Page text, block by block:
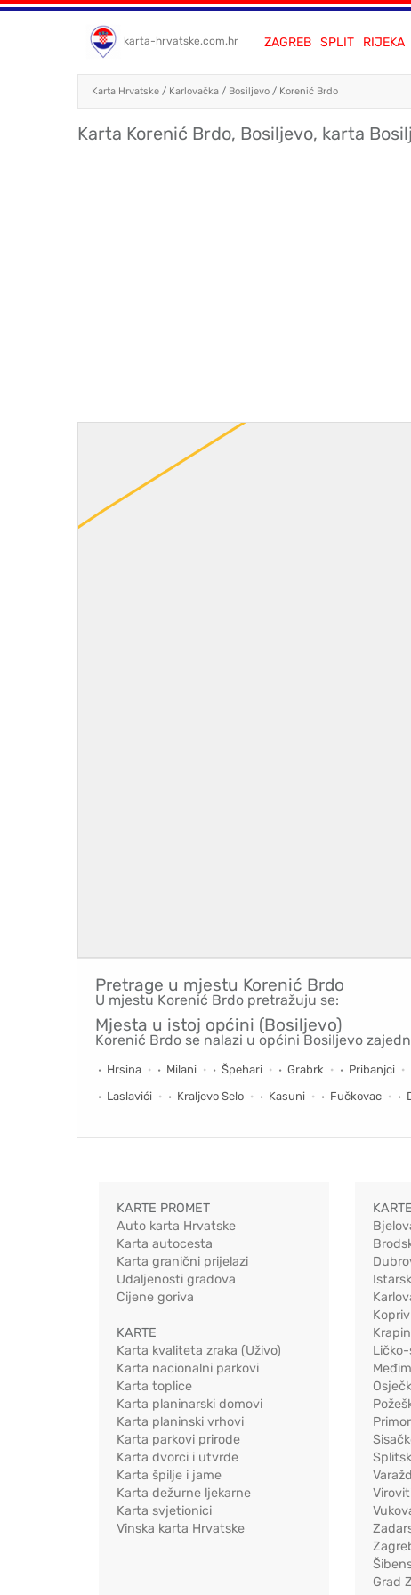
karta-hrvatske.com.hr ZAGREB SPLIT RIJEKA
Karta Hrvatske / Karlovačka / Bosiljevo / Korenić Brdo
Karta Korenić Brdo, Bosiljevo, karta
Pretrage u mjestu Korenić Brdo
U mjestu Korenić Brdo pretražuju se:
Mjesta u istoj općini (Bosiljevo)
Korenić Brdo se nalazi u općini Bosiljevo
Hrsina Milani Špehari Grabrk Pribanjci
Laslavići
Kraljevo Selo Kasuni Fučkovac
KARTE PROMET
Auto karta Hrvatske
Karta autocesta
Karta granični prijelazi
Udaljenosti gradova
Cijene goriva
KARTE
Karta kvaliteta zraka (Uživo)
Karta nacionalni parkovi
Karta toplice
Karta planinarski domovi
Karta planinski vrhovi
Karta parkovi prirode
Karta dvorci i utvrde
Karta špilje i jame
Karta dežurne ljekarne
Karta svjetionici
Vinska karta Hrvatske
Grad